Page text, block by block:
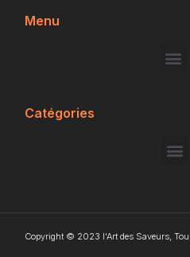
Menu
Catégories
Copyright © 2023 l'Art des Saveurs,